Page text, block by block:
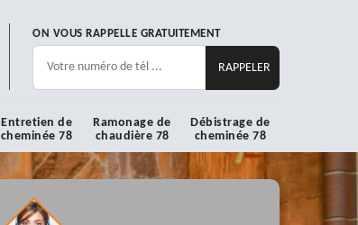
ON VOUS RAPPELLE GRATUITEMENT
Entretien de
cheminée 78
Ramonage de
chaudière 78
Débistrage de
cheminée 78